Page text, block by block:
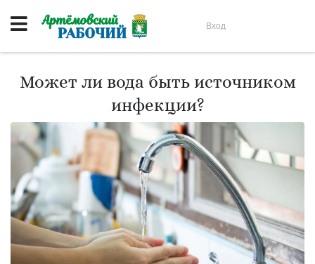
Вход
Может ли вода быть источником
инфекции?